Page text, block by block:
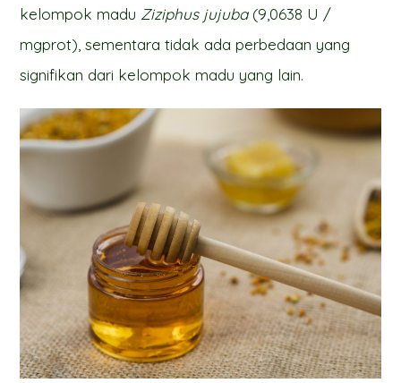
kelompok madu Ziziphus jujuba(9,0638 U /
mgprot), sementara tidak ada perbedaan yang
signifikan dari kelompok madu yang lain.